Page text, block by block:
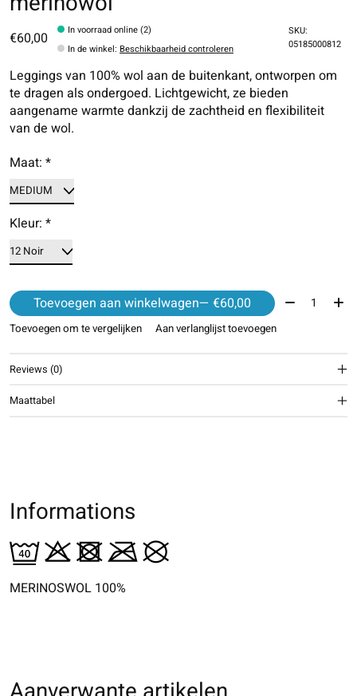
€60,00
In voorraad online (2)
In de winkel: Beschikbaarheid controleren
SKU:
05185000812
Leggings van 100% wol aan de buitenkant, ontworpen om
te dragen als ondergoed. Lichtgewicht, ze bieden
aangename warmte dankzij de zachtheid en flexibiliteit
van de wol.
Maat: *
Kleur: *
Toevoegen aan winkelwagen — €60,00 Aantal:
Toevoegen om te vergelijken Aan verlanglijst toevoegen
Reviews (0)
Maattabel
Informations
MERINOSWOL 100%